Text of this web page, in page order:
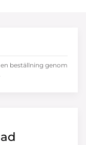
beställning genom